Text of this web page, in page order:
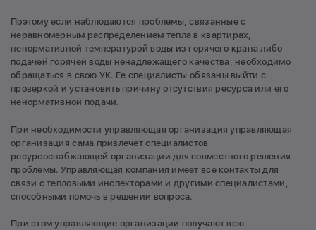
Поэтому если наблюдаются проблемы, связанные с
неравномерным распределением тепла в квартирах,
ненормативной температурой воды из горячего крана либо
подачей горячей воды ненадлежащего качества, необходимо
обращаться в свою УК. Ее специалисты обязаны выйти с
проверкой и установить причину отсутствия ресурса или его
ненормативной подачи.
При необходимости управляющая организация управляющая
организация сама привлечет специалистов
ресурсоснабжающей организации для совместного решения
проблемы. Управляющая компания имеет все контакты для
связи с тепловыми инспекторами и другими специалистами,
способными помочь в решении вопроса.
При этом управляющие организации получают всю